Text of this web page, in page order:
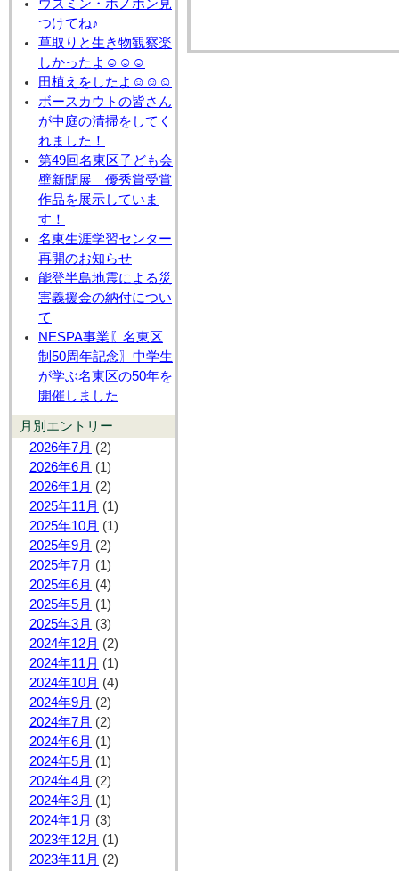
ウズミン・ホノホン見
つけてね♪
草取りと生き物観察楽
しかったよ☺☺☺
田植えをしたよ☺☺☺
ボースカウトの皆さん
が中庭の清掃をしてく
れました！
第49回名東区子ども会
壁新聞展 優秀賞受賞
作品を展示していま
す！
名東生涯学習センター
再開のお知らせ
能登半島地震による災
害義援金の納付につい
て
NESPA事業〖名東区
制50周年記念〗中学生
が学ぶ名東区の50年を
開催しました
月別エントリー
2026年7月 (2)
2026年6月 (1)
2026年1月 (2)
2025年11月 (1)
2025年10月 (1)
2025年9月 (2)
2025年7月 (1)
2025年6月 (4)
2025年5月 (1)
2025年3月 (3)
2024年12月 (2)
2024年11月 (1)
2024年10月 (4)
2024年9月 (2)
2024年7月 (2)
2024年6月 (1)
2024年5月 (1)
2024年4月 (2)
2024年3月 (1)
2024年1月 (3)
2023年12月 (1)
2023年11月 (2)